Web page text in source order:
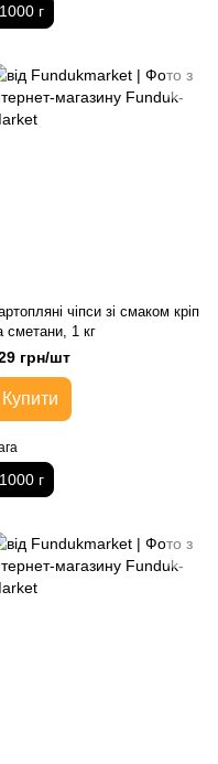
1000 г
чіпси зі смаком кріп
сметани, 1 кг
грн/шт
Купити
1000 г